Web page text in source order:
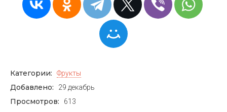
Категории: Фрукты
Добавлено: 29 декабрь
Просмотров: 613